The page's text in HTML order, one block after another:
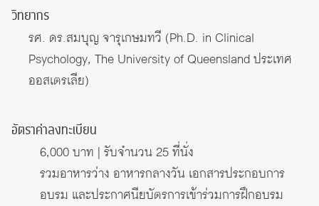
วิทยากร
รศ. ดร.สมบุญ จารุเกษมทวี (Ph.D. in Clinical
Psychology, The University of Queensland ประเทศ
ออสเตรเลีย)
อัตราค่าลงทะเบียน
6,000 บาท | รับจำนวน 25 ที่นั่ง
รวมอาหารว่าง อาหารกลางวัน เอกสารประกอบการ
อบรม และประกาศนียบัตรการเข้าร่วมการฝึกอบรม